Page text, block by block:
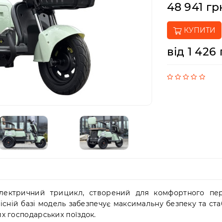
48 941
КУПИТИ
від 1 426
трицикл, створений для комфортного
базі модель забезпечує максимальну безпеку та
господарських поїздок.